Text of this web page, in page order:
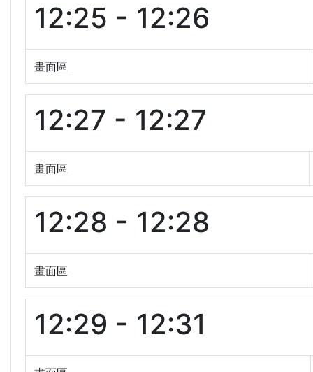
12:25 - 12:26
畫面區
12:27 - 12:27
畫面區
12:28 - 12:28
畫面區
12:29 - 12:31